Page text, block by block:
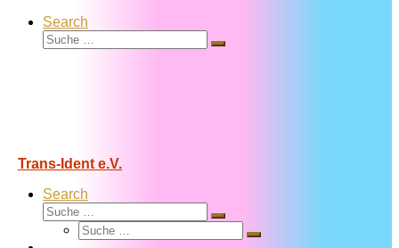
Search
Suche
Suche
Trans-Ident e.V.
Search
Suche
Suche
Suche
Suche